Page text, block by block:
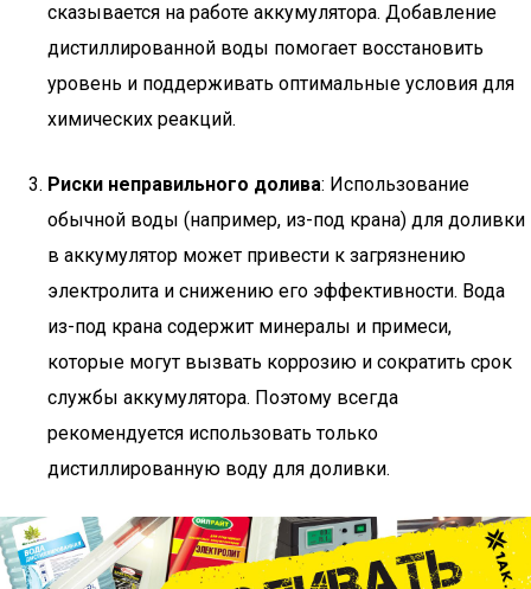
сказывается на работе аккумулятора. Добавление
дистиллированной воды помогает восстановить
уровень и поддерживать оптимальные условия для
химических реакций.
Риски неправильного долива: Использование
обычной воды (например, из-под крана) для доливки
в аккумулятор может привести к загрязнению
электролита и снижению его эффективности. Вода
из-под крана содержит минералы и примеси,
которые могут вызвать коррозию и сократить срок
службы аккумулятора. Поэтому всегда
рекомендуется использовать только
дистиллированную воду для доливки.